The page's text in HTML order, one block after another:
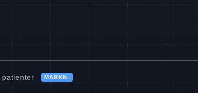
patienter MARKN.